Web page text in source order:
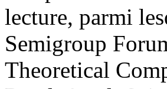
lecture, parmi
Semigroup
Theoretical